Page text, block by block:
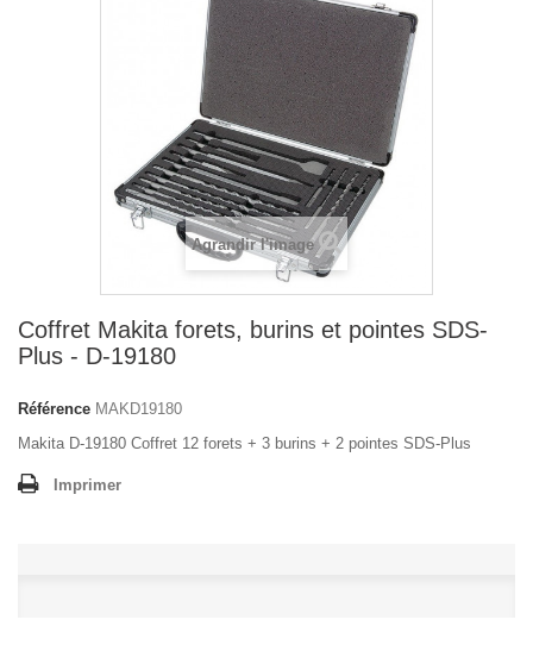
Agrandir l'image
Coffret Makita forets, burins et pointes SDS-
Plus - D-19180
Référence MAKD19180
Makita D-19180 Coffret 12 forets + 3 burins + 2 pointes SDS-Plus
Imprimer